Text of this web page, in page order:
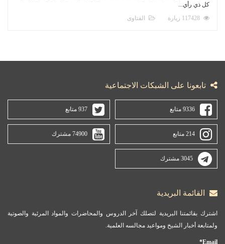
كل ذي رأي...
الفتاوى
تابعونا على الشبكات الاجتماعية
9336 متابع 937 متابع
214 متابع 74900 مشترك
3045 مشترك
القائمة البريدية
اشترك بقائمتنا البريدية لتصلك آخر الدروس والمحاضرات والمواد المرئية والصوتية
ولمتابعة أخبار الشيخ ومواعيد مجالسه العلمية.
Email*